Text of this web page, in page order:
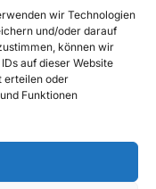
wir Technologien
und/oder darauf
können wir
auf dieser Website
erteilen oder
Funktionen